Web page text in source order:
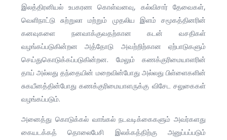
இலத்திரனியல் உபகரண கொள்வனவு, கல்விசார் தேவைகள்,
வெளிநாட்டு சுற்றுலா மற்றும் முதலிய இளம் சமூகத்தினரின்
கனவுகளை நனவாக்குவதற்கான கடன் வசதிகள்
வழங்கப்படுகின்றன அத்தோடு அவற்றிற்கான ஏற்பாடுகளும்
செய்துகொடுக்கப்படுகின்றன. மேலும் கணக்குரிமையாளரின்
தாய் அல்லது தந்தையின் மறைவின்போது அல்லது பிள்ளைகளின்
சுகயீனத்தின்போது கணக்குரிமையாளருக்கு விசேட சலுகைகள்
வழங்கப்படும்.
அனைத்து கொடுக்கல் வாங்கல் நடவடிக்கைகளும் அவர்களது
கையடக்கத் தொலைபேசி இலக்கத்திற்கு அனுப்பப்படும்